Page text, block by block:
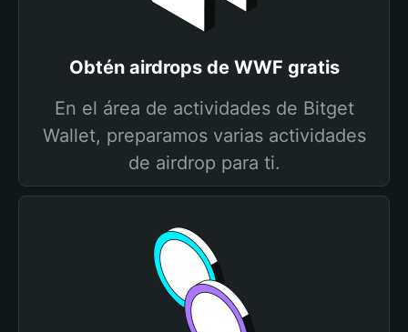
Obtén airdrops de WWF gratis
En el área de actividades de Bitget
Wallet, preparamos varias actividades
de airdrop para ti.